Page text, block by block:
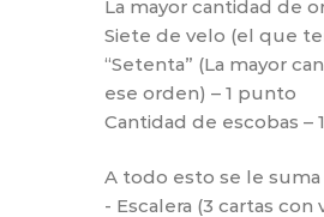
La mayor cantidad de
Siete de velo (el que
“Setenta” (La mayor
ese orden) – 1 punto
Cantidad de escobas –
A todo esto se le
- Escalera (3 cartas